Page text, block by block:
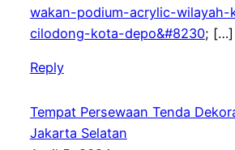
wakan-podium-acrylic-wilayah-
cilodong-kota-depo&#8230; […]
Reply
Tempat Persewaan Tenda
Jakarta Selatan